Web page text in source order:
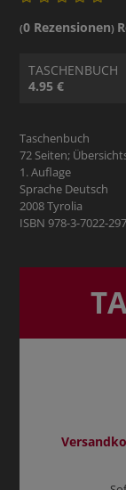
(0 Rezensionen)
TASCHENBUCH
4.95 €
Taschenbuch
72 Seiten;
1. Auflage
Sprache Deutsch
2008 Tyrolia
ISBN 978-3-7022-